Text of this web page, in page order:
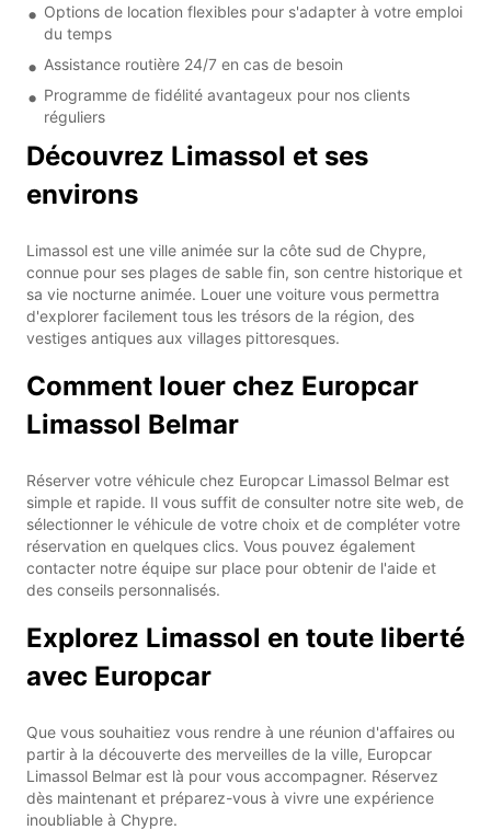
Options de location flexibles pour s'adapter à votre emploi
du temps
Assistance routière 24/7 en cas de besoin
Programme de fidélité avantageux pour nos clients
réguliers
Découvrez Limassol et ses
environs
Limassol est une ville animée sur la côte sud de Chypre,
connue pour ses plages de sable fin, son centre historique et
sa vie nocturne animée. Louer une voiture vous permettra
d'explorer facilement tous les trésors de la région, des
vestiges antiques aux villages pittoresques.
Comment louer chez Europcar
Limassol Belmar
Réserver votre véhicule chez Europcar Limassol Belmar est
simple et rapide. Il vous suffit de consulter notre site web, de
sélectionner le véhicule de votre choix et de compléter votre
réservation en quelques clics. Vous pouvez également
contacter notre équipe sur place pour obtenir de l'aide et
des conseils personnalisés.
Explorez Limassol en toute liberté
avec Europcar
Que vous souhaitiez vous rendre à une réunion d'affaires ou
partir à la découverte des merveilles de la ville, Europcar
Limassol Belmar est là pour vous accompagner. Réservez
dès maintenant et préparez-vous à vivre une expérience
inoubliable à Chypre.